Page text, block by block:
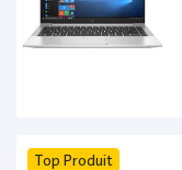
Top Produit